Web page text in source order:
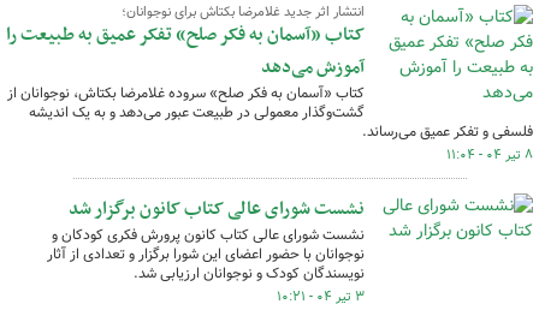
انتشار اثر جدید غلامرضا بکتاش برای نوجوانان؛
کتاب «آسمان به فکر صلح» تفکر عمیق به طبیعت را
آموزش می‌دهد
کتاب «آسمان به فکر صلح» سروده غلامرضا بکتاش، نوجوانان از
گشت‌وگذار معمولی در طبیعت عبور می‌دهد و به یک اندیشه
فلسفی و تفکر عمیق می‌رساند.
۸ تیر ۰۴ - ۱۱:۰۴
نشست شورای عالی کتاب کانون برگزار شد
نشست شورای عالی کتاب کانون پرورش فکری کودکان و
نوجوانان با حضور اعضای این شورا برگزار و تعدادی از آثار
نویسندگان کودک و نوجوانان ارزیابی شد.
۳ تیر ۰۴ - ۱۰:۲۱